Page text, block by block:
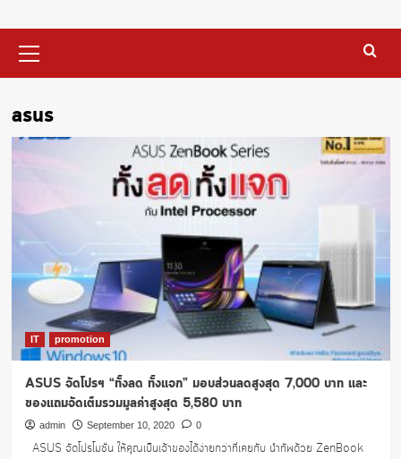
Menu
asus
IT promotion
ASUS จัดโปรฯ “ทั้งลด ทั้งแจก” มอบส่วนลดสูงสุด 7,000 บาท และ
ของแถมจัดเต็มรวมมูลค่าสูงสุด 5,580 บาท
admin September 10, 2020 0
ASUS จัดโปรโมชั่น ให้คุณเป็นเจ้าของได้ง่ายกว่าที่เคยกับ นำทัพด้วย ZenBook